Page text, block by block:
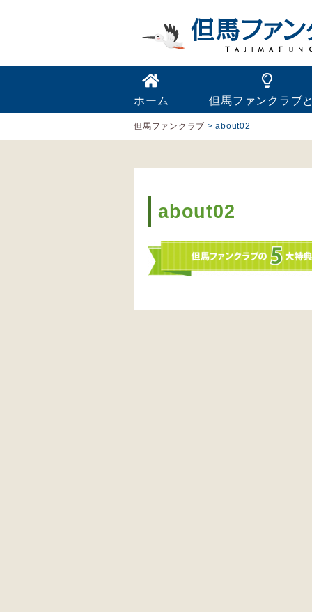
ホーム 但馬ファンクラブ
但馬ファンクラブ >about02
about02